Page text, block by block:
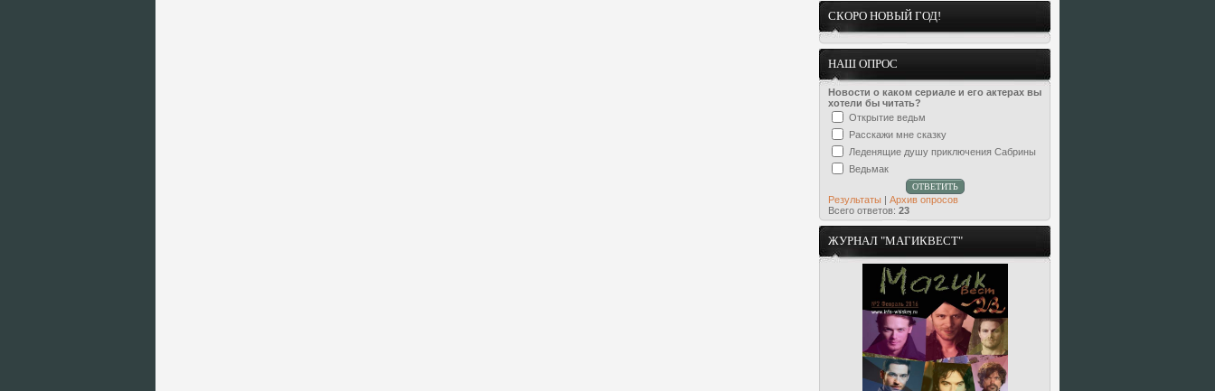
СКОРО НОВЫЙ ГОД!
НАШ ОПРОС
Новости о каком сериале и его актерах вы
хотели бы читать?
Открытие ведьм
Расскажи мне сказку
Леденящие душу приключения Сабрины
Ведьмак
Результаты | Архив опросов
Всего ответов: 23
ЖУРНАЛ "МАГИКВЕСТ"